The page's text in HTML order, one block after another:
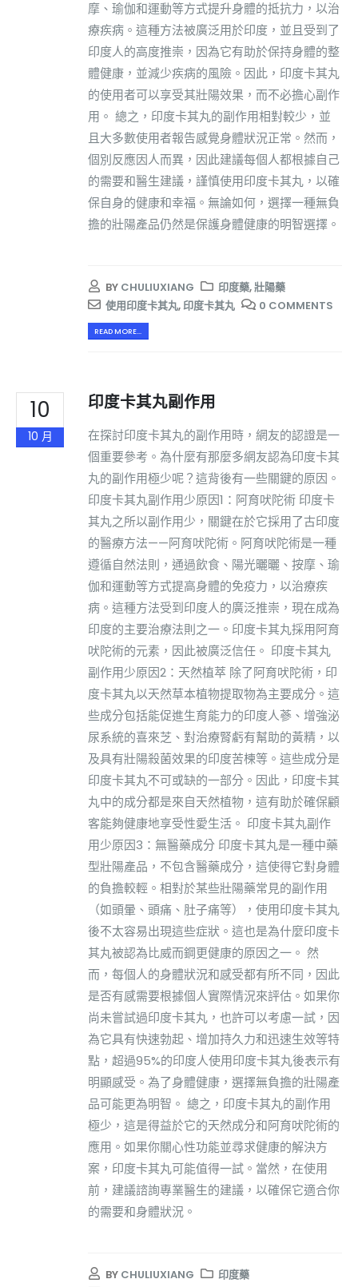
摩、瑜伽和運動等方式提升身體的抵抗力，以治
療疾病。這種方法被廣泛用於印度，並且受到了
印度人的高度推崇，因為它有助於保持身體的整
體健康，並減少疾病的風險。因此，印度卡其丸
的使用者可以享受其壯陽效果，而不必擔心副作
用。 總之，印度卡其丸的副作用相對較少，並
且大多數使用者報告感覺身體狀況正常。然而，
個別反應因人而異，因此建議每個人都根據自己
的需要和醫生建議，謹慎使用印度卡其丸，以確
保自身的健康和幸福。無論如何，選擇一種無負
擔的壯陽產品仍然是保護身體健康的明智選擇。
BY CHULIUXIANG 印度藥,壯陽藥
使用印度卡其丸,印度卡其丸 0 COMMENTS
READ MORE...
10
10 月
印度卡其丸副作用
在探討印度卡其丸的副作用時，網友的認證是一
個重要參考。為什麼有那麼多網友認為印度卡其
丸的副作用極少呢？這背後有一些關鍵的原因。
印度卡其丸副作用少原因1：阿育吠陀術 印度卡
其丸之所以副作用少，關鍵在於它採用了古印度
的醫療方法——阿育吠陀術。阿育吠陀術是一種
遵循自然法則，通過飲食、陽光曬曬、按摩、瑜
伽和運動等方式提高身體的免疫力，以治療疾
病。這種方法受到印度人的廣泛推崇，現在成為
印度的主要治療法則之一。印度卡其丸採用阿育
吠陀術的元素，因此被廣泛信任。 印度卡其丸
副作用少原因2：天然植萃 除了阿育吠陀術，印
度卡其丸以天然草本植物提取物為主要成分。這
些成分包括能促進生育能力的印度人蔘、增強泌
尿系統的喜來芝、對治療腎虧有幫助的黃精，以
及具有壯陽殺菌效果的印度苦楝等。這些成分是
印度卡其丸不可或缺的一部分。因此，印度卡其
丸中的成分都是來自天然植物，這有助於確保顧
客能夠健康地享受性愛生活。 印度卡其丸副作
用少原因3：無醫藥成分 印度卡其丸是一種中藥
型壯陽產品，不包含醫藥成分，這使得它對身體
的負擔較輕。相對於某些壯陽藥常見的副作用
（如頭暈、頭痛、肚子痛等），使用印度卡其丸
後不太容易出現這些症狀。這也是為什麼印度卡
其丸被認為比威而鋼更健康的原因之一。 然
而，每個人的身體狀況和感受都有所不同，因此
是否有感需要根據個人實際情況來評估。如果你
尚未嘗試過印度卡其丸，也許可以考慮一試，因
為它具有快速勃起、增加持久力和迅速生效等特
點，超過95%的印度人使用印度卡其丸後表示有
明顯感受。為了身體健康，選擇無負擔的壯陽產
品可能更為明智。 總之，印度卡其丸的副作用
極少，這是得益於它的天然成分和阿育吠陀術的
應用。如果你關心性功能並尋求健康的解決方
案，印度卡其丸可能值得一試。當然，在使用
前，建議諮詢專業醫生的建議，以確保它適合你
的需要和身體狀況。
BY CHULIUXIANG
印度藥